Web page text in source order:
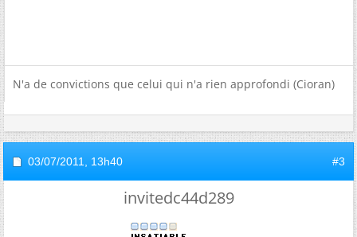
N'a de convictions que celui qui n'a rien approfondi (Cioran)
03/07/2011, 13h40 #3
invitedc44d289